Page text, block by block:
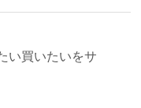
い買いたいをサ